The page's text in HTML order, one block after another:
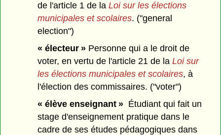
de l'article 1 de laLoi sur les élections
municipales et scolaires. ("general
election")
« électeur » Personne qui a le droit de
voter, en vertu de l'article 21 de laLoi sur
les élections municipales et scolaires, à
l'élection des commissaires. ("voter")
« élève enseignant » Étudiant qui fait un
stage d'enseignement pratique dans le
cadre de ses études pédagogiques dans